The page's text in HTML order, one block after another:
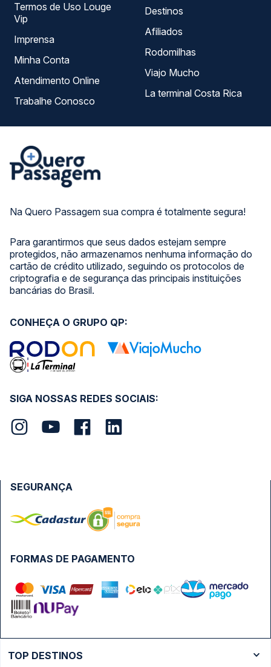
Na Quero Passagem sua compra é totalmente segura!
Para garantirmos que seus dados estejam sempre
protegidos, não armazenamos nenhuma informação do
cartão de crédito utilizado, seguindo os protocolos de
criptografia e de segurança das principais instituições
bancárias do Brasil.
Termos de Uso Louge
Vip
Imprensa
Minha Conta
Atendimento Online
Trabalhe Conosco
Destinos
Afiliados
Rodomilhas
Viajo Mucho
La terminal Costa Rica
SIGA NOSSAS REDES SOCIAIS:
CONHEÇA O GRUPO QP:
FORMAS DE PAGAMENTO
SEGURANÇA
TOP DESTINOS